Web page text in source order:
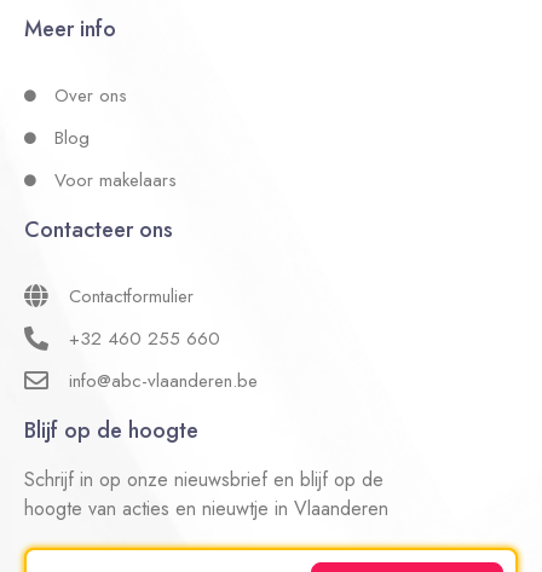
Meer info
Over ons
Blog
Voor makelaars
Contacteer ons
Contactformulier
+32 460 255 660
info@abc-vlaanderen.be
Blijf op de hoogte
Schrijf in op onze nieuwsbrief en blijf op de
hoogte van acties en nieuwtje in Vlaanderen